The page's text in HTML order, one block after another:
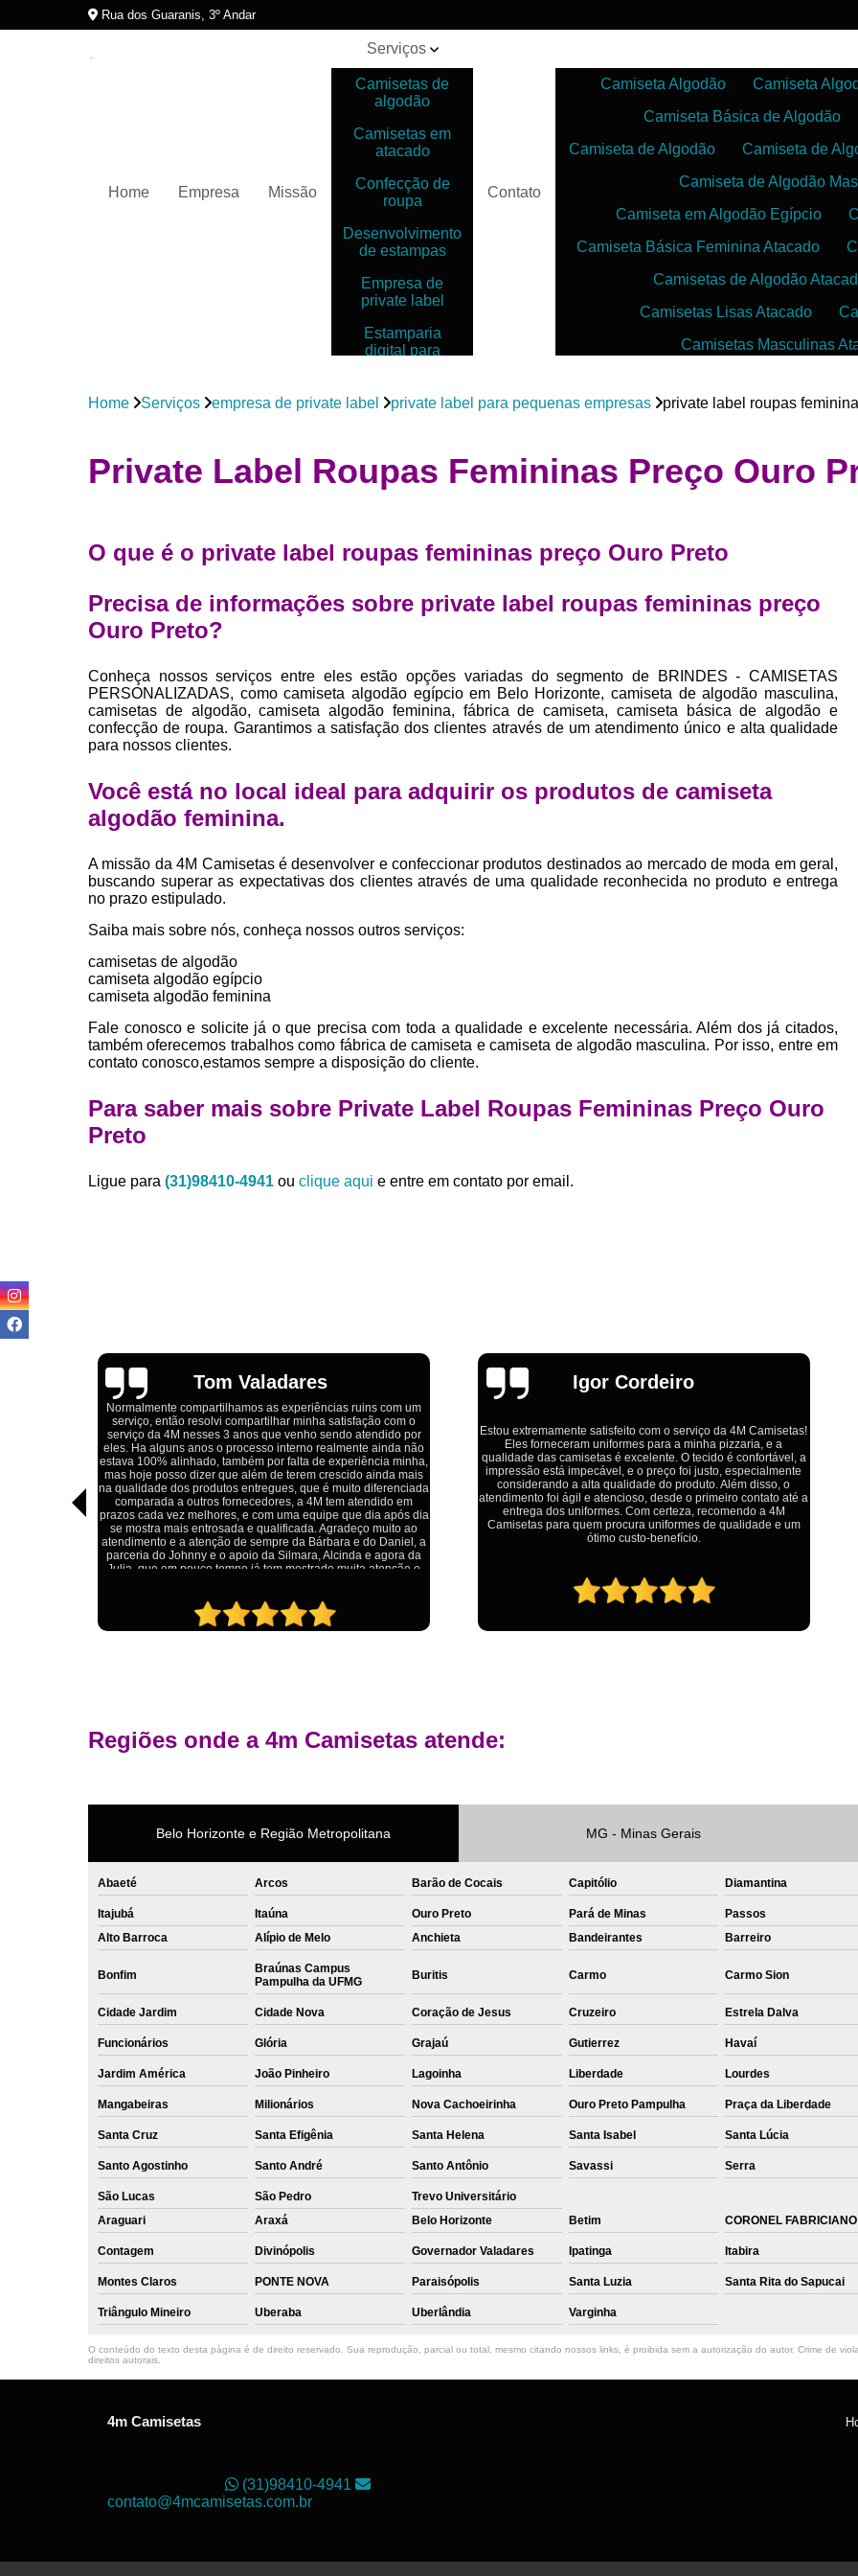
Rua dos Guaranis, 3º Andar
Home Empresa Missão
Serviços
Camisetas de
algodão
Camisetas em
atacado
Confecção de
roupa
Desenvolvimento
de estampas
Empresa de
private label
Estamparia
digital para
Estamparias
camiseta
para roupas
Sublimação
Contato
Camiseta Algodão Camiseta
Camiseta Básica de Algodão
Camiseta de Algodão
Camiseta de
Camiseta de Algodão
Camiseta em Algodão Egípcio
Camiseta Básica Feminina Atacado
Camisetas de Algodão
Camisetas Lisas Atacado
Camisetas Masculinas
Camisetas para Sublimação
Confecção de Roupas
Desenvolvimento de Coleção de
Desenvolvimento de Estampa Exclusiva
Desenvolvimento
Desenvolvimento de
Desenvolvimento de
Desenvolvimento
Desenvolvimento de Estampas
Desenvolvimento Estampa de
Empresa Private Label
Private
Estamparia de Camiseta
Estamparia Digital para Camisetas de
Fábrica Camiseta
Fábrica Camisetas Algodão
Fabrica Camisetas
Fabrica de Camisetas Lisas
Atacado de Roupas para Revender de
Fábrica
Fábrica Roupas Infantil
Private Label Biquínis
Private Label Camisetas
Private Label de Camisetas
Private Label Têxtil
Sublimação
Sublimação de Camisetas
Sublimação de Estampa em
Sublimação em Camisetas de
Sublimação em Tecido
Sublimação para Camisetas
Home Serviços empresa de private label private label para pequenas empresas private label roupas
Private Label Roupas Femininas Preço Ouro
O que é o private label roupas femininas preço Ouro Preto
Precisa de informações sobre private label roupas femininas preço
Ouro Preto?
Conheça nossos serviços entre eles estão opções variadas do segmento de BRINDES - CAMISETAS
PERSONALIZADAS, como camiseta algodão egípcio em Belo Horizonte, camiseta de algodão masculina,
camisetas de algodão, camiseta algodão feminina, fábrica de camiseta, camiseta básica de algodão e
confecção de roupa. Garantimos a satisfação dos clientes através de um atendimento único e alta qualidade
para nossos clientes.
Você está no local ideal para adquirir os produtos de camiseta
algodão feminina.
A missão da 4M Camisetas é desenvolver e confeccionar produtos destinados ao mercado de moda em geral,
buscando superar as expectativas dos clientes através de uma qualidade reconhecida no produto e entrega
no prazo estipulado.
Saiba mais sobre nós, conheça nossos outros serviços:
camisetas de algodão
camiseta algodão egípcio
camiseta algodão feminina
Fale conosco e solicite já o que precisa com toda a qualidade e excelente necessária. Além dos já citados,
também oferecemos trabalhos como fábrica de camiseta e camiseta de algodão masculina. Por isso, entre em
contato conosco,estamos sempre a disposição do cliente.
Para saber mais sobre Private Label Roupas Femininas Preço Ouro
Preto
Ligue para (31)98410-4941 ou clique aqui e entre em contato por email.
Igor Cordeiro
Estou extremamente satisfeito com o serviço da 4M Camisetas!
Eles forneceram uniformes para a minha pizzaria, e a
qualidade das camisetas é excelente. O tecido é confortável, a
impressão está impecável, e o preço foi justo, especialmente
considerando a alta qualidade do produto. Além disso, o
atendimento foi ágil e atencioso, desde o primeiro contato até a
entrega dos uniformes. Com certeza, recomendo a 4M
Camisetas para quem procura uniformes de qualidade e um
ótimo custo-benefício.
Emília
Ótimo atendimento,todos muito educados, prestativos e que
colocam o cliente em primeiro lugar. Qualquer lugar tem
problemas,isso é fato, mas aqui na 4M tudo é resolvido com
calma e de forma que todos saem ganhando no final.
Regiões onde a 4m Camisetas atende:
Belo Horizonte e Região Metropolitana MG - Minas Gerais
Abaeté Arcos Barão de Cocais Capitólio Diamantina
Itajubá Itaúna Ouro Preto Pará de Minas Passos
Alto Barroca
Alípio de Melo Anchieta Bandeirantes Barreiro
Bonfim
Braúnas Campus
Pampulha da UFMG
Buritis Carmo Carmo Sion
Cidade Jardim Cidade Nova Coração de Jesus Cruzeiro Estrela Dalva
Funcionários Glória Grajaú Gutierrez Havaí
Jardim América João Pinheiro Lagoinha Liberdade Lourdes
Mangabeiras Milionários Nova Cachoeirinha Ouro Preto Pampulha Praça da Liberdade
Santa Cruz Santa Efigênia Santa Helena Santa Isabel Santa Lúcia
Santo Agostinho Santo André Santo Antônio Savassi Serra
São Lucas São Pedro
Trevo Universitário
Araguari
Araxá Belo Horizonte Betim CORONEL FABRICIANO
Contagem Divinópolis Governador Valadares Ipatinga Itabira
Montes Claros PONTE NOVA Paraisópolis Santa Luzia Santa Rita do Sapucai
Triângulo Mineiro Uberaba Uberlândia Varginha
O conteúdo do texto desta página é de direito reservado. Sua reprodução, parcial ou total, mesmo citando nossos links, é proibida sem a autorização do autor. Crime de
direitos autorais
4m Camisetas
(31)98410-4941
contato@4mcamisetas.com.br